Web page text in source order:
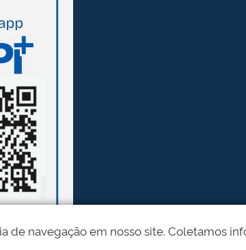
navegação em nosso site. Coletamos